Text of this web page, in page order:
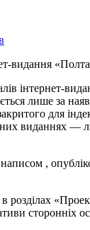
видання
інтернет-
лише за
для
виданнях —
написом ,
розділах
сторонніх